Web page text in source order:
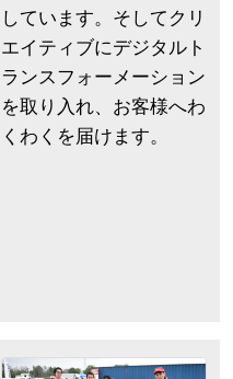
しています。そしてクリ
エイティブにデジタルト
ランスフォーメーション
を取り入れ、お客様へわ
くわくを届けます。